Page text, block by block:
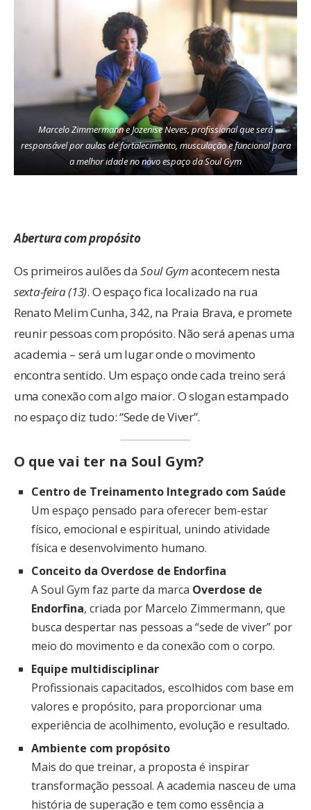
Marcelo Zimmermann e Jozenise Neves, profissional que será
responsável por aulas de fortalecimento, musculação e funcional para
a melhor idade no novo espaço da Soul Gym
Abertura com propósito
Os primeiros aulões daSoul Gymacontecem nesta
sexta-feira (13). O espaço fica localizado na rua
Renato Melim Cunha, 342, na Praia Brava, e promete
reunir pessoas com propósito. Não será apenas uma
academia – será um lugar onde o movimento
encontra sentido. Um espaço onde cada treino será
uma conexão com algo maior. O slogan estampado
no espaço diz tudo: “Sede de Viver”.
O que vai ter na Soul Gym?
Centro de Treinamento Integrado com Saúde
Um espaço pensado para oferecer bem-estar
físico, emocional e espiritual, unindo atividade
física e desenvolvimento humano.
Conceito da Overdose de Endorfina
A Soul Gym faz parte da marca Overdose de
Endorfina, criada por Marcelo Zimmermann, que
busca despertar nas pessoas a “sede de viver” por
meio do movimento e da conexão com o corpo.
Equipe multidisciplinar
Profissionais capacitados, escolhidos com base em
valores e propósito, para proporcionar uma
experiência de acolhimento, evolução e resultado.
Ambiente com propósito
Mais do que treinar, a proposta é inspirar
transformação pessoal. A academia nasceu de uma
história de superação e tem como essência a